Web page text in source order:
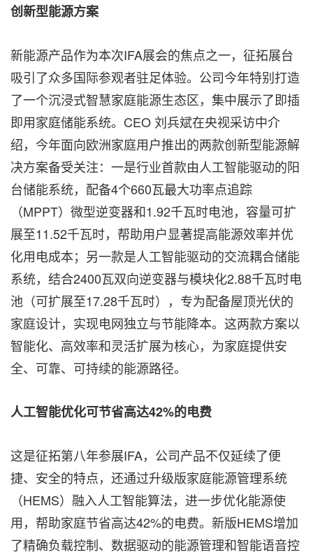
创新型能源方案
新能源产品作为本次IFA展会的焦点之一，征拓展台
吸引了众多国际参观者驻足体验。公司今年特别打造
了一个沉浸式智慧家庭能源生态区，集中展示了即插
即用家庭储能系统。CEO 刘兵斌在央视采访中介
绍，今年面向欧洲家庭用户推出的两款创新型能源解
决方案备受关注：一是行业首款由人工智能驱动的阳
台储能系统，配备4个660瓦最大功率点追踪
（MPPT）微型逆变器和1.92千瓦时电池，容量可扩
展至11.52千瓦时，帮助用户显著提高能源效率并优
化用电成本；另一款是人工智能驱动的交流耦合储能
系统，结合2400瓦双向逆变器与模块化2.88千瓦时电
池（可扩展至17.28千瓦时），专为配备屋顶光伏的
家庭设计，实现电网独立与节能降本。这两款方案以
智能化、高效率和灵活扩展为核心，为家庭提供安
全、可靠、可持续的能源路径。
人工智能优化可节省高达42%的电费
这是征拓第八年参展IFA，公司产品不仅延续了便
捷、安全的特点，还通过升级版家庭能源管理系统
（HEMS）融入人工智能算法，进一步优化能源使
用，帮助家庭节省高达42%的电费。新版HEMS增加
了精确负载控制、数据驱动的能源管理和智能语音控